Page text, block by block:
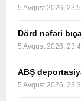
5 Avqust 2026,
Dörd nəfəri
5 Avqust 2026,
ABŞ
5 Avqust 2026,